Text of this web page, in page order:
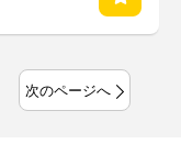
次のページへ